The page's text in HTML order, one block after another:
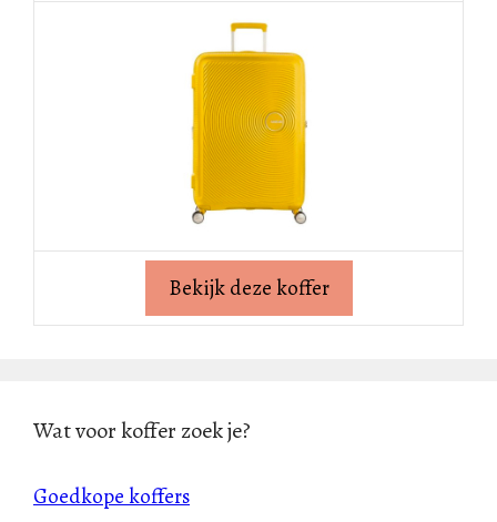
Bekijk deze koffer
Wat voor koffer zoek je?
Goedkope koffers